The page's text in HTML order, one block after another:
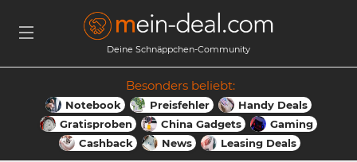
Deine Schnäppchen-Community
Besonders beliebt:
Notebook Preisfehler
Handy Deals
Gratisproben
China Gadgets
Gaming
Cashback
News Leasing Deals